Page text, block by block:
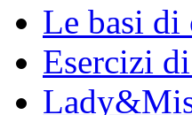
Le basi di
Esercizi